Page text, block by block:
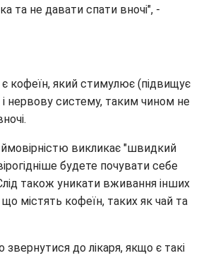
та не давати спати вночі", -
є кофеїн, який стимулює (підвищує
нервову систему, таким чином не
викликає "швидкий
будете почувати себе
також уникати вживання інших
що містять кофеїн, таких як чай та
до лікаря, якщо є такі